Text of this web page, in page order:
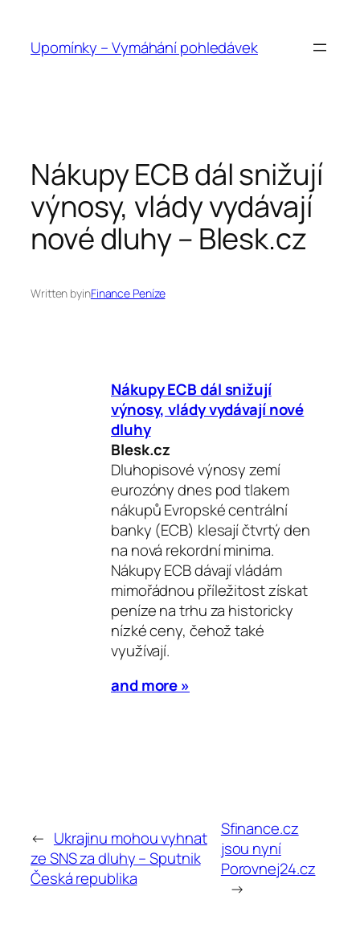
obsahUpomínky – Vymáhání pohledávek
Nákupy ECB dál snižují
výnosy, vlády vydávají
nové dluhy – Blesk.cz
Written byinFinance Peníze
Nákupy ECB dál snižují
výnosy, vlády vydávají nové
dluhy
Blesk.cz
Dluhopisové výnosy zemí
eurozóny dnes pod tlakem
nákupů Evropské centrální
banky (ECB) klesají čtvrtý den
na nová rekordní minima.
Nákupy ECB dávají vládám
mimořádnou příležitost získat
peníze na trhu za historicky
nízké ceny, čehož také
využívají.
and more »
← Ukrajinu mohou vyhnat
ze SNS za dluhy – Sputnik
Česká republika
Sfinance.cz
jsou nyní
Porovnej24.cz
→